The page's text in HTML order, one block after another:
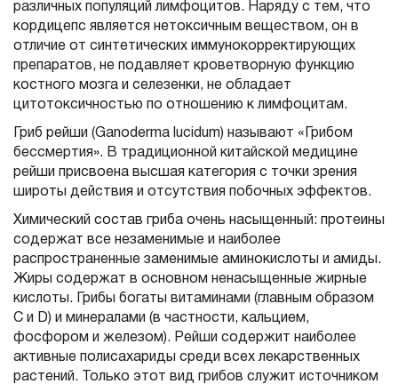
различных популяций лимфоцитов. Наряду с тем, что
кордицепс является нетоксичным веществом, он в
отличие от синтетических иммунокорректирующих
препаратов, не подавляет кроветворную функцию
костного мозга и селезенки, не обладает
цитотоксичностью по отношению к лимфоцитам.
Гриб рейши (Ganoderma lucidum) называют «Грибом
бессмертия». В традиционной китайской медицине
рейши присвоена высшая категория с точки зрения
широты действия и отсутствия побочных эффектов.
Химический состав гриба очень насыщенный: протеины
содержат все незаменимые и наиболее
распространенные заменимые аминокислоты и амиды.
Жиры содержат в основном ненасыщенные жирные
кислоты. Грибы богаты витаминами (главным образом
С и D) и минералами (в частности, кальцием,
фосфором и железом). Рейши содержит наиболее
активные полисахариды среди всех лекарственных
растений. Только этот вид грибов служит источником